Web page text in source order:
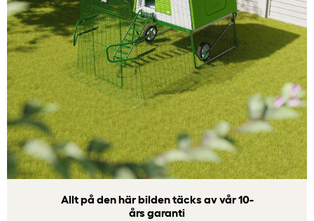
Allt på den här bilden täcks av vår 10-
års garanti